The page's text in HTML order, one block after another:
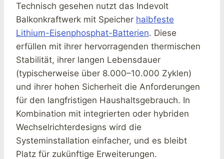
Technisch gesehen nutzt das Indevolt
Balkonkraftwerk mit Speicher halbfeste
Lithium-Eisenphosphat-Batterien. Diese
erfüllen mit ihrer hervorragenden thermischen
Stabilität, ihrer langen Lebensdauer
(typischerweise über 8.000–10.000 Zyklen)
und ihrer hohen Sicherheit die Anforderungen
für den langfristigen Haushaltsgebrauch. In
Kombination mit integrierten oder hybriden
Wechselrichterdesigns wird die
Systeminstallation einfacher, und es bleibt
Platz für zukünftige Erweiterungen.